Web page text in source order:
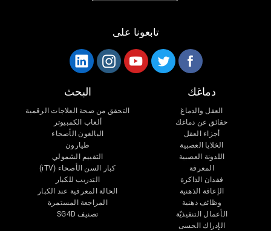
تابعونا على
دماغك
العقل والدماغ
حقائق عن دماغك
أجزاء العقل
الخلايا العصبية
اللدونة العصبية
المعرفة
فقدان الذاكرة
الإعاقة الذهنية
وظائف ذهنية
الأعمال التنفيذيّة
الإدراك الحسى
البحث
التحقق من صحة العلاجات الرقمية
ألعاب الكمبيوتر
البالغون الأصحاء
طيارون
التقييم الشمولي
كبار السن الأصحاء (iTV)
التدريب للكبار
الحالة المعرفية عند الكبار
المراجعة المستمرة
تصنيف SG4D